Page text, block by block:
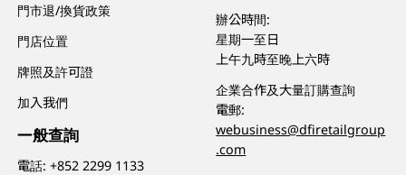
門市退/換貨政策
門店位置
牌照及許可證
加入我們
一般查詢
電話:+852 2299 1133
辦公時間:
星期一至日
上午九時至晚上六時
企業合作及大量訂購查詢
電郵:
webusiness@dfiretailgroup
.com